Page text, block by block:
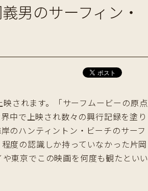
のサーフィン・
されます。「サーフムービーの原点
中で上映され数々の興行記録を塗り
のハンティントン・ビーチのサーフ
度の認識しか持っていなかった片岡
東京でこの映画を何度も観たといい